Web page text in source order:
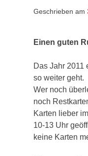
Geschrieben am
Einen guten
Das Jahr 2011
so weiter geht.
Wer noch
noch
Karten lieber
10-13 Uhr
keine Karten